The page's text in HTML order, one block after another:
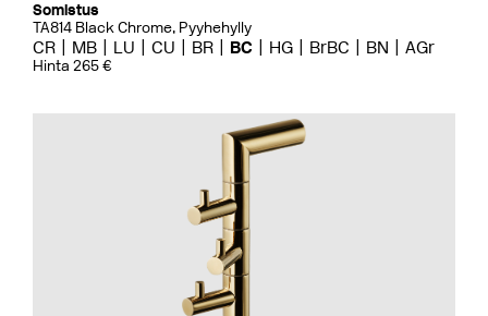
Somistus
TA814 Black Chrome, Pyyhehylly
CR MB LU CU BR BC HG BrBC BN AGr
Hinta 265 €